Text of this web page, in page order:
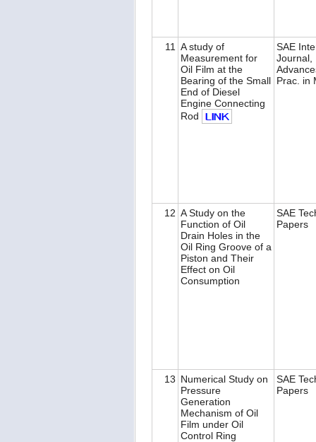
11
A study of
Measurement for
Oil Film at the
Bearing of the Small
End of Diesel
Engine Connecting
Rod
SAE
Journal,
Prac. in
12 A Study on the
Function of Oil
Drain Holes in the
Oil Ring Groove of a
Piston and Their
Effect on Oil
Consumption
SAE
Papers
13 Numerical Study on
Pressure
Generation
Mechanism of Oil
Film under Oil
Control Ring
SAE
Papers